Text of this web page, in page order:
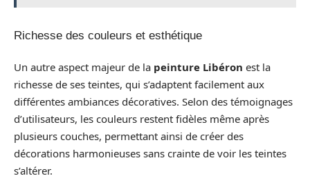
Richesse des couleurs et esthétique
Un autre aspect majeur de la peinture Libéron est la
richesse de ses teintes, qui s’adaptent facilement aux
différentes ambiances décoratives. Selon des témoignages
d’utilisateurs, les couleurs restent fidèles même après
plusieurs couches, permettant ainsi de créer des
décorations harmonieuses sans crainte de voir les teintes
s’altérer.